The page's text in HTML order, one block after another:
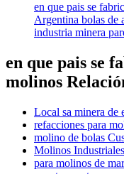
en que pais se
Argentina bolas de
industria minera
en que pais se
molinos
Local sa minera de
refacciones para
molino de bolas
Molinos
para molinos de